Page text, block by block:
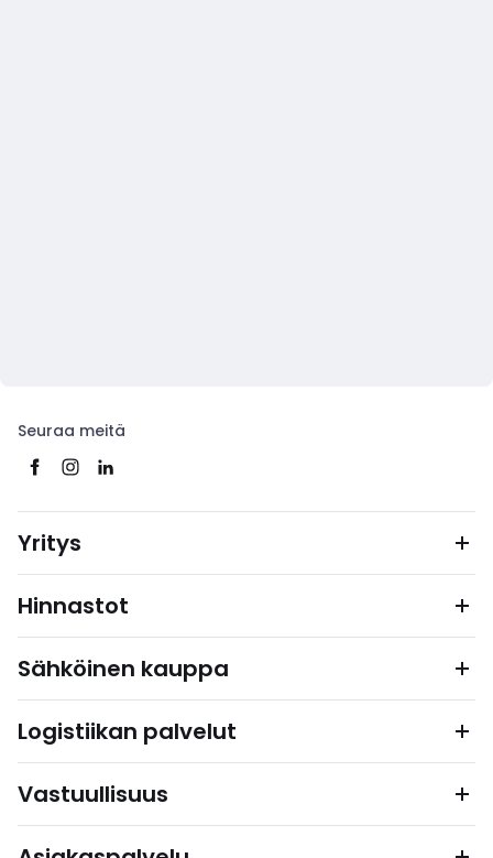
Seuraa meitä
Yritys
Hinnastot
Sähköinen kauppa
Logistiikan palvelut
Vastuullisuus